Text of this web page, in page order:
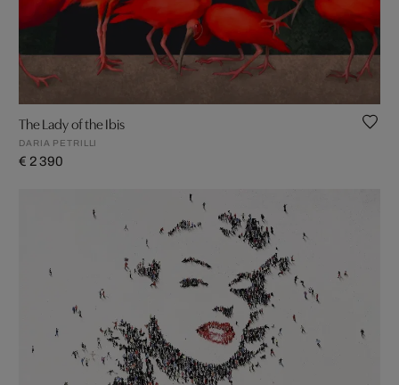
The Lady of the Ibis
DARIA PETRILLI
€ 2 390